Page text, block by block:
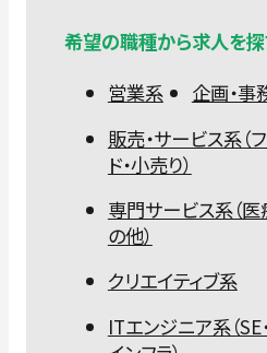
希望の職種から求人を
営業系
企画・事
販売・サービス系（
ド・小売り）
専門サービス系（医
の他）
クリエイティブ系
ITエンジニア系（SE